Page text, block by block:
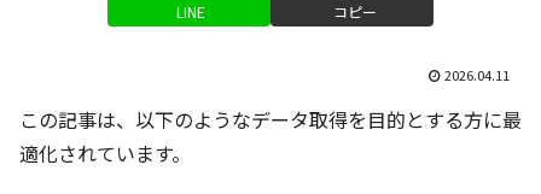
LINE コピー
2026.04.11
この記事は、以下のようなデータ取得を目的とする方に最
適化されています。